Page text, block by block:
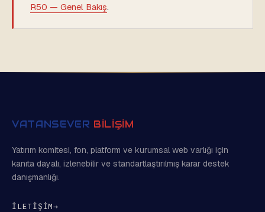
R50 — Genel Bakış.
VATANSEVER BİLİŞİM
Yatırım komitesi, fon, platform ve kurumsal web varlığı için
kanıta dayalı, izlenebilir ve standartlaştırılmış karar destek
danışmanlığı.
İLETİŞİM→